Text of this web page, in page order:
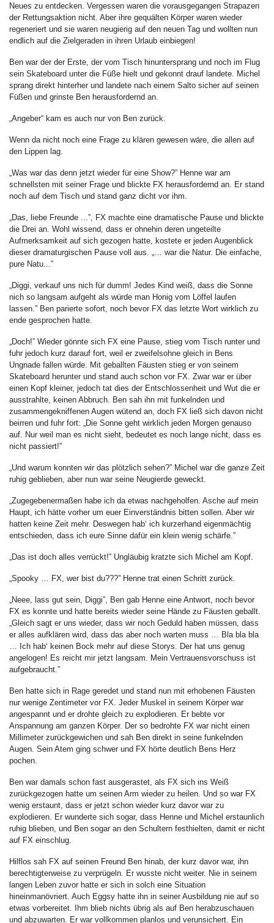
Neues zu entdecken. Vergessen waren die vorausgegangen Strapazen
der Rettungsaktion nicht. Aber ihre gequälten Körper waren wieder
regeneriert und sie waren neugierig auf den neuen Tag und wollten nun
endlich auf die Zielgeraden in ihren Urlaub einbiegen!
Ben war der der Erste, der vom Tisch hinuntersprang und noch im Flug
sein Skateboard unter die Füße hielt und gekonnt drauf landete. Michel
sprang direkt hinterher und landete nach einem Salto sicher auf seinen
Füßen und grinste Ben herausfordernd an.
„Angeber“ kam es auch nur von Ben zurück.
Wenn da nicht noch eine Frage zu klären gewesen wäre, die allen auf
den Lippen lag.
„Was war das denn jetzt wieder für eine Show?” Henne war am
schnellsten mit seiner Frage und blickte FX herausfordernd an. Er stand
noch auf dem Tisch und stand ganz dicht vor ihm.
„Das, liebe Freunde ...”, FX machte eine dramatische Pause und blickte
die Drei an. Wohl wissend, dass er ohnehin deren ungeteilte
Aufmerksamkeit auf sich gezogen hatte, kostete er jeden Augenblick
dieser dramaturgischen Pause voll aus. „… war die Natur. Die einfache,
pure Natu...”
„Diggi, verkauf uns nich für dumm! Jedes Kind weiß, dass die Sonne
nich so langsam aufgeht als würde man Honig vom Löffel laufen
lassen.” Ben parierte sofort, noch bevor FX das letzte Wort wirklich zu
ende gesprochen hatte.
„Doch!” Wieder gönnte sich FX eine Pause, stieg vom Tisch runter und
fuhr jedoch kurz darauf fort, weil er zweifelsohne gleich in Bens
Ungnade fallen würde. Mit geballten Fäusten stieg er von seinem
Skateboard herunter und stand auch schon vor FX. Zwar war er über
einen Kopf kleiner, jedoch tat dies der Entschlossenheit und Wut die er
ausstrahlte, keinen Abbruch. Ben sah ihn mit funkelnden und
zusammengekniffenen Augen wütend an, doch FX ließ sich davon nicht
beirren und fuhr fort: „Die Sonne geht wirklich jeden Morgen genauso
auf. Nur weil man es nicht sieht, bedeutet es noch lange nicht, dass es
nicht passiert!”
„Und warum konnten wir das plötzlich sehen?” Michel war die ganze Zeit
ruhig geblieben, aber nun war seine Neugierde geweckt.
„Zugegebenermaßen habe ich da etwas nachgeholfen. Asche auf mein
Haupt, ich hätte vorher um euer Einverständnis bitten sollen. Aber wir
hatten keine Zeit mehr. Deswegen hab‘ ich kurzerhand eigenmächtig
entschieden, dass ich eure Sinne dafür ein klein wenig schärfe.”
„Das ist doch alles verrückt!” Ungläubig kratzte sich Michel am Kopf.
„Spooky … FX, wer bist du???” Henne trat einen Schritt zurück.
„Neee, lass gut sein, Diggi”, Ben gab Henne eine Antwort, noch bevor
FX es konnte und hatte bereits wieder seine Hände zu Fäusten geballt.
„Gleich sagt er uns wieder, dass wir noch Geduld haben müssen, dass
er alles aufklären wird, dass das aber noch warten muss … Bla bla bla
… Ich hab‘ keinen Bock mehr auf diese Storys. Der hat uns genug
angelogen! Es reicht mir jetzt langsam. Mein Vertrauensvorschuss ist
aufgebraucht.”
Ben hatte sich in Rage geredet und stand nun mit erhobenen Fäusten
nur wenige Zentimeter vor FX. Jeder Muskel in seinem Körper war
angespannt und er drohte gleich zu explodieren. Er bebte vor
Anspannung am ganzen Körper. Der so bedrohte FX war nicht einen
Millimeter zurückgewichen und sah Ben direkt in seine funkelnden
Augen. Sein Atem ging schwer und FX hörte deutlich Bens Herz
pochen.
Ben war damals schon fast ausgerastet, als FX sich ins Weiß
zurückgezogen hatte um seinen Arm wieder zu heilen. Und so war FX
wenig erstaunt, dass er jetzt schon wieder kurz davor war zu
explodieren. Er wunderte sich sogar, dass Henne und Michel erstaunlich
ruhig blieben, und Ben sogar an den Schultern festhielten, damit er nicht
auf FX einschlug.
Hilflos sah FX auf seinen Freund Ben hinab, der kurz davor war, ihn
berechtigterweise zu verprügeln. Er wusste nicht weiter. Nie in seinem
langen Leben zuvor hatte er sich in solch eine Situation
hineinmanövriert. Auch Eggsy hatte ihn in seiner Ausbildung nie auf so
etwas vorbereitet. Ihm blieb nichts übrig als auf Ben herabzuschauen
und abzuwarten. Er war vollkommen planlos und verunsichert. Ein